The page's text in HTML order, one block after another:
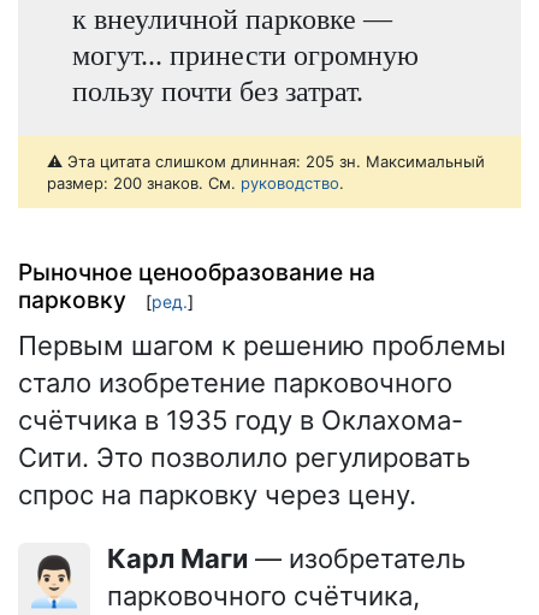
к внеуличной парковке —
могут... принести огромную
пользу почти без затрат.
⚠️ Эта цитата слишком длинная: 205 зн. Максимальный
размер: 200 знаков. См. руководство.
Рыночное ценообразование на
парковку
[ред.]
Первым шагом к решению проблемы
стало изобретение парковочного
счётчика в 1935 году в Оклахома-
Сити. Это позволило регулировать
спрос на парковку через цену.
👨🏻‍💼 Карл Маги — изобретатель
парковочного счётчика,